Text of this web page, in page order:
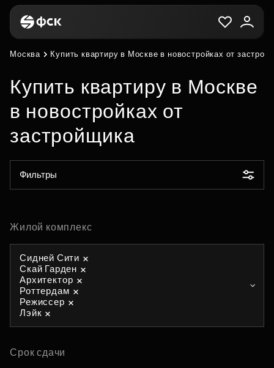
Москва Купить квартиру в Москве в новостройках от
Купить квартиру в Москве
в новостройках от
застройщика
Фильтры
Жилой комплекс
Сидней Сити
Скай Гарден
Архитектор
Роттердам
Режиссер
Лэйк
Срок сдачи